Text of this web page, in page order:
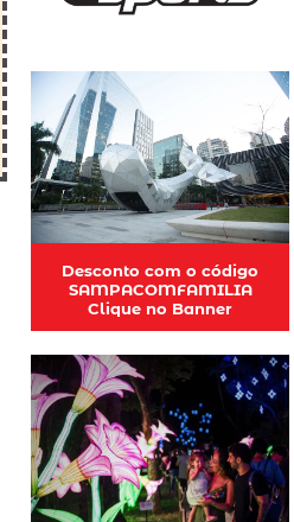
Desconto com o código
SAMPACOMFAMILIA
Clique no Banner